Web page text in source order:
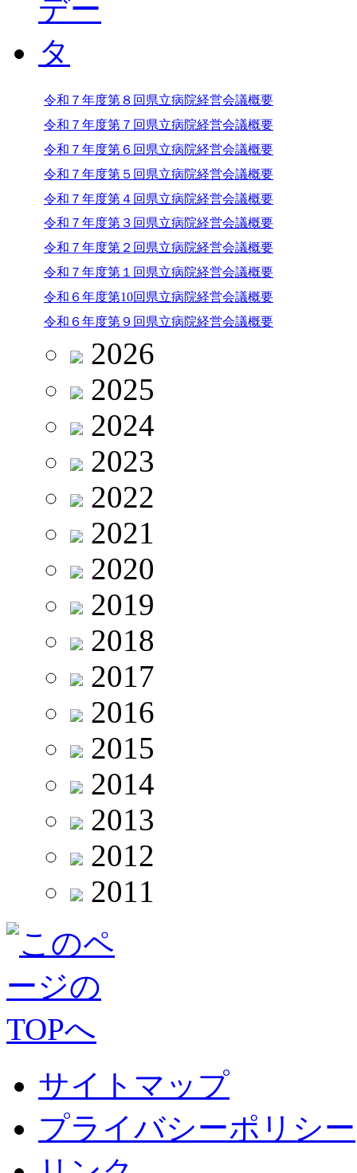
令和７年度第８回県立病院経営会議概要
令和７年度第７回県立病院経営会議概要
令和７年度第６回県立病院経営会議概要
令和７年度第５回県立病院経営会議概要
令和７年度第４回県立病院経営会議概要
令和７年度第３回県立病院経営会議概要
令和７年度第２回県立病院経営会議概要
令和７年度第１回県立病院経営会議概要
令和６年度第10回県立病院経営会議概要
令和６年度第９回県立病院経営会議概要
2026
2025
2024
2023
2022
2021
2020
2019
2018
2017
2016
2015
2014
2013
2012
2011
サイトマップ
プライバシーポリシー